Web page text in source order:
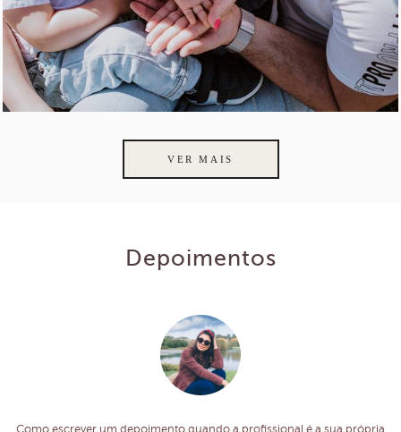
VER MAIS
Depoimentos
Como escrever um depoimento quando a profissional é a sua própria